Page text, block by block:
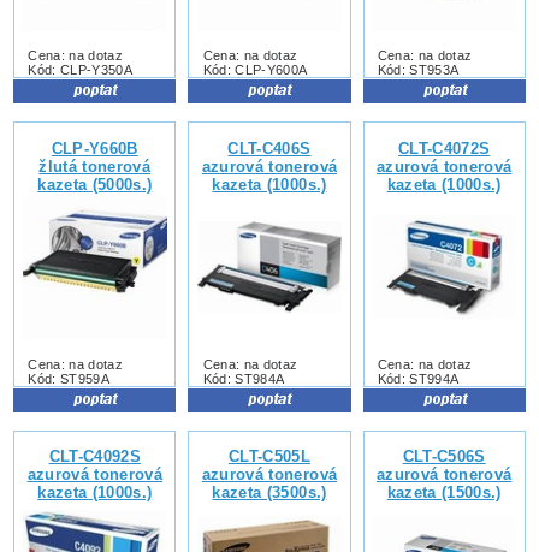
Cena: na dotaz
Kód: CLP-Y350A
Cena: na dotaz
Kód: CLP-Y600A
Cena: na dotaz
Kód: ST953A
CLP-Y660B
žlutá tonerová
kazeta (5000s.)
Cena: na dotaz
Kód: ST959A
CLT-C406S
azurová tonerová
kazeta (1000s.)
Cena: na dotaz
Kód: ST984A
CLT-C4072S
azurová tonerová
kazeta (1000s.)
Cena: na dotaz
Kód: ST994A
CLT-C4092S
azurová tonerová
kazeta (1000s.)
CLT-C505L
azurová tonerová
kazeta (3500s.)
CLT-C506S
azurová tonerová
kazeta (1500s.)